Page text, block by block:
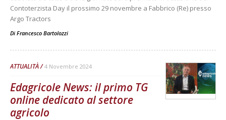
Contoterzista Day il prossimo 29 novembre a Fabbrico (Re) presso
Argo Tractors
Di Francesco Bartolozzi
ATTUALITÀ 4 Novembre 2024
Edagricole News: il primo TG
online dedicato al settore
agricolo